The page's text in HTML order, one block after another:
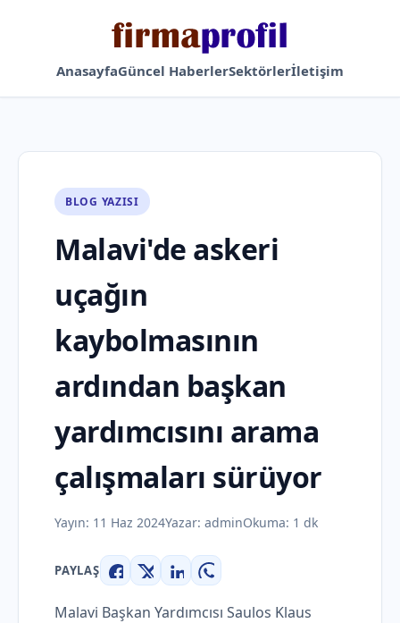
AnasayfaGüncel HaberlerSektörlerİletişim
BLOG YAZISI
Malavi'de askeri
uçağın
kaybolmasının
ardından başkan
yardımcısını arama
çalışmaları sürüyor
Yayın: 11 Haz 2024Yazar: adminOkuma: 1 dk
PAYLAŞ
Facebook
X LinkedInWhatsApp
Malavi Başkan Yardımcısı Saulos Klaus